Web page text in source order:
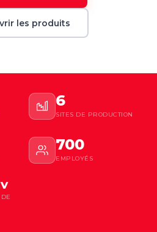
les produits
6
SITES DE PRODUCTION
700
EMPLOYÉS